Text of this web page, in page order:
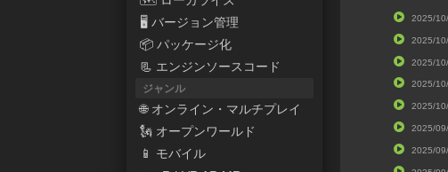
2025/
2025/
2025/
2025/
2025/
2025/
2025/
🖥 バージョン管理
📦 パッケージ化
📃 エンジンソースコード
ジャンル
🌐 オンライン・マルチプレイ
🗽 オープンワールド
📱 モバイル